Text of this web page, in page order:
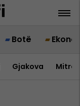
Botë
Gjakova